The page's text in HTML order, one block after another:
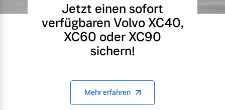
Jetzt einen sofort
verfügbaren Volvo XC40,
XC60 oder XC90
sichern!
Mehr erfahren